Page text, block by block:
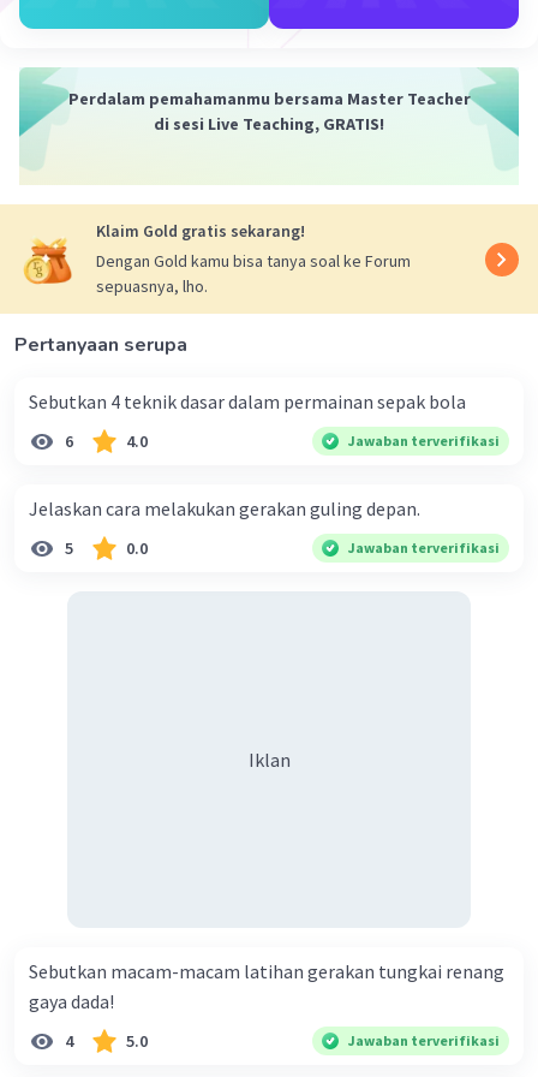
Perdalam pemahamanmu bersama Master Teacher
di sesi Live Teaching, GRATIS!
Klaim Gold gratis sekarang!
Dengan Gold kamu bisa tanya soal ke Forum
sepuasnya, lho.
Pertanyaan serupa
Sebutkan 4 teknik dasar dalam permainan sepak bola​
6 4.0 Jawaban terverifikasi
Jelaskan cara melakukan gerakan guling depan.
5 0.0 Jawaban terverifikasi
Iklan
Sebutkan macam-macam latihan gerakan tungkai renang
gaya dada!
4 5.0 Jawaban terverifikasi